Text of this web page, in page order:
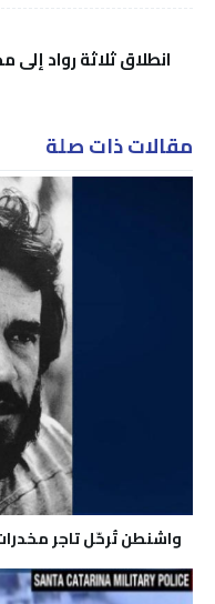
انطلاق ثلاثة رواد
مقالات ذات صلة
واشنطن تُرحّل تاجر